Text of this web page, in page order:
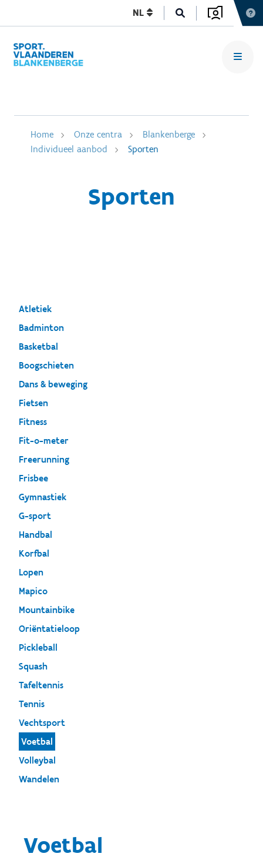
NL
Home Onze centra
Blankenberge
Individueel aanbod
Sporten
Sporten
Atletiek
Badminton
Basketbal
Boogschieten
Dans & beweging
Fietsen
Fitness
Fit-o-meter
Freerunning
Frisbee
Gymnastiek
G-sport
Handbal
Korfbal
Lopen
Mapico
Mountainbike
Oriëntatieloop
Pickleball
Squash
Tafeltennis
Tennis
Vechtsport
Voetbal
Volleybal
Wandelen
Voetbal